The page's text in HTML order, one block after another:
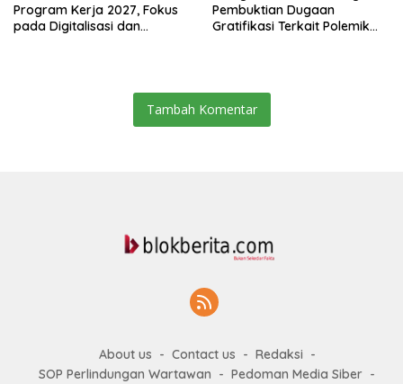
Program Kerja 2027, Fokus
pada Digitalisasi dan
Pembuktian Dugaan
Gratifikasi Terkait Polemik
Tambah Komentar
About us Contact us
Redaksi
SOP Perlindungan Wartawan
Pedoman Media Siber